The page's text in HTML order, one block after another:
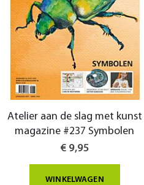
Atelier aan de slag met kunst
magazine #237 Symbolen
€ 9,95
WINKELWAGEN